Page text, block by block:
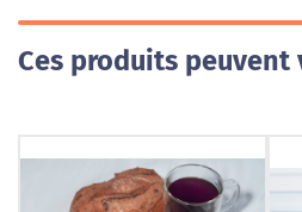
Ces produits peuvent